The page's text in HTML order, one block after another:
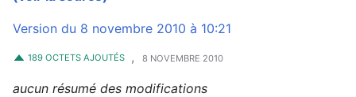
Version du 8 novembre 2010 à 10:21
189 OCTETS AJOUTÉS , 8 NOVEMBRE 2010
aucun résumé des modifications